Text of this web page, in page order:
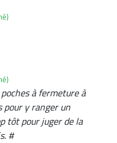
à fermeture à
pour y ranger un
tôt pour juger de la
#